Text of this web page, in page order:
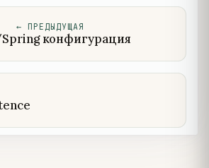
← ПРЕДЫДУЩАЯ
конфигурация